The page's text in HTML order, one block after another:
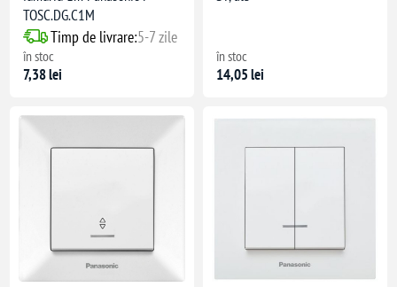
fir multifilar
TOSC.DG.C1M
Timp de livrare:5-7 zile
în stoc
7,38 lei
în stoc
14,05 lei